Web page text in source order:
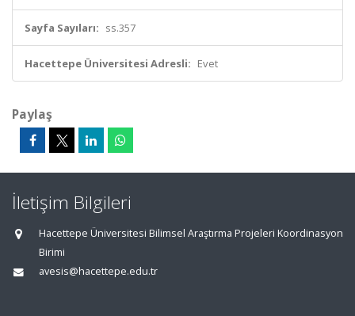
Sayfa Sayıları: ss.357
Hacettepe Üniversitesi Adresli: Evet
Paylaş
İletişim Bilgileri
Hacettepe Üniversitesi Bilimsel Araştırma Projeleri Koordinasyon
Birimi
avesis@hacettepe.edu.tr